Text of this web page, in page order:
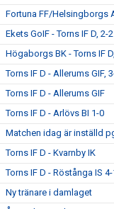
Fortuna FF/Helsingborgs
Ekets GoIF - Torns IF D, 2-
Högaborgs BK - Torns IF
Torns IF D - Allerums GIF,
Torns IF D - Allerums GIF
Torns IF D - Arlövs BI 1-0
Matchen idag är inställd
Torns IF D - Kvarnby IK
Torns IF D - Röstånga IS 4-
Ny tränare i damlaget